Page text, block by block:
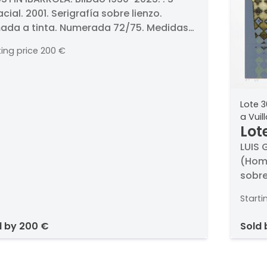
2001. Serigrafía sobre lienzo.
a tinta. Numerada 72/75. Medidas
price 200 €
by 200 €
Lote
a
LUIS
sold